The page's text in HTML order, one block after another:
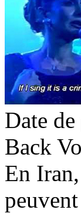
Date
Back
En